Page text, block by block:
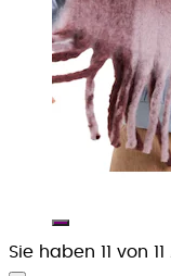
Sie haben 11 von